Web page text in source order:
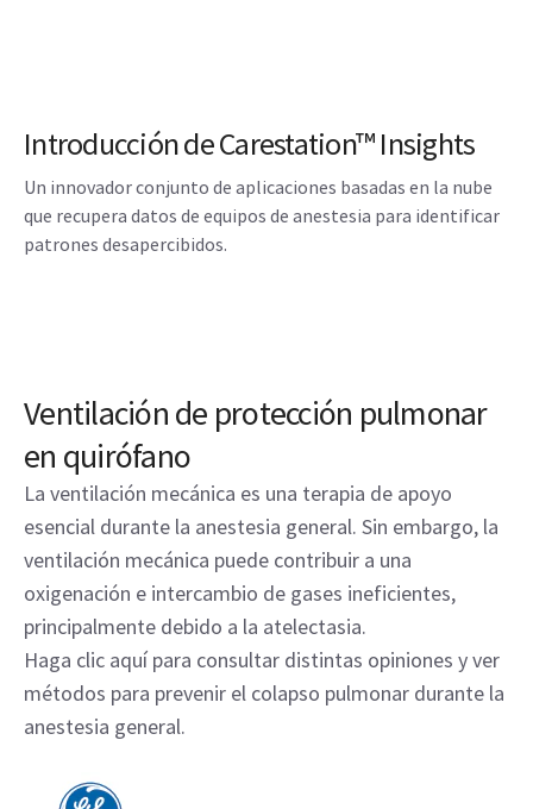
Introducción de Carestation™ Insights
Un innovador conjunto de aplicaciones basadas en la nube
que recupera datos de equipos de anestesia para identificar
patrones desapercibidos.
Ventilación de protección pulmonar
en quirófano
La ventilación mecánica es una terapia de apoyo
esencial durante la anestesia general. Sin embargo, la
ventilación mecánica puede contribuir a una
oxigenación e intercambio de gases ineficientes,
principalmente debido a la atelectasia.
Haga clic aquí para consultar distintas opiniones y ver
métodos para prevenir el colapso pulmonar durante la
anestesia general.